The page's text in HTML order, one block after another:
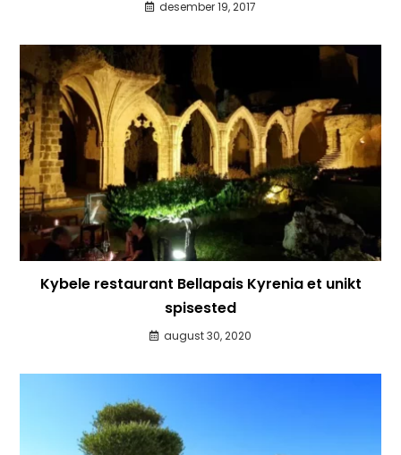
desember 19, 2017
Kybele restaurant Bellapais Kyrenia et unikt
spisested
august 30, 2020